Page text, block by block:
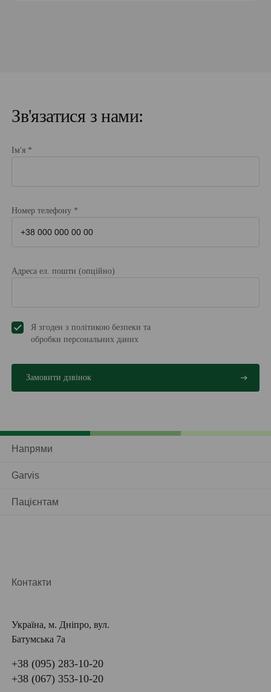
Зв'язатися з нами:
Ім'я *
Номер телефону *
Адреса ел. пошти (опційно)
Я згоден з політикою безпеки та
обробки персональних даниx
Напрями
Garvis
Пацієнтам
Контакти
Україна, м. Дніпро, вул.
Батумська 7а
+38 (095) 283-10-20
+38 (067) 353-10-20